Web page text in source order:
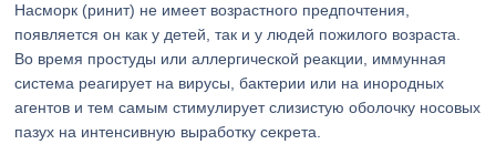
Насморк (ринит) не имеет возрастного предпочтения,
появляется он как у детей, так и у людей пожилого возраста.
Во время простуды или аллергической реакции, иммунная
система реагирует на вирусы, бактерии или на инородных
агентов и тем самым стимулирует слизистую оболочку носовых
пазух на интенсивную выработку секрета.